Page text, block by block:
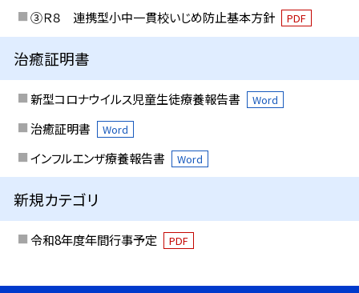
③Ｒ８ 連携型小中一貫校いじめ防止基本方針
PDF
治癒証明書
新型コロナウイルス児童生徒療養報告書 Word
治癒証明書 Word
インフルエンザ療養報告書 Word
新規カテゴリ
令和8年度年間行事予定 PDF